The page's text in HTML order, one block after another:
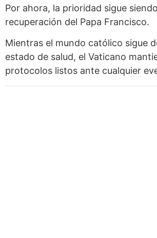
Por ahora, la prioridad sigue
recuperación del Papa Francisco.
Mientras el mundo católico sigue
estado de salud, el Vaticano
protocolos listos ante cualquier